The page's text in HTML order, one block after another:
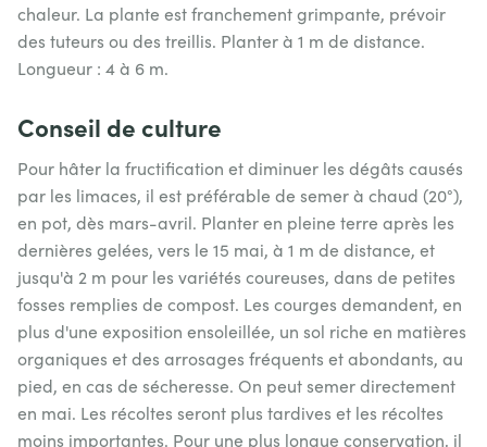
chaleur. La plante est franchement grimpante, prévoir
des tuteurs ou des treillis. Planter à 1 m de distance.
Longueur : 4 à 6 m.
Conseil de culture
Pour hâter la fructification et diminuer les dégâts causés
par les limaces, il est préférable de semer à chaud (20°),
en pot, dès mars-avril. Planter en pleine terre après les
dernières gelées, vers le 15 mai, à 1 m de distance, et
jusqu'à 2 m pour les variétés coureuses, dans de petites
fosses remplies de compost. Les courges demandent, en
plus d'une exposition ensoleillée, un sol riche en matières
organiques et des arrosages fréquents et abondants, au
pied, en cas de sécheresse. On peut semer directement
en mai. Les récoltes seront plus tardives et les récoltes
moins importantes. Pour une plus longue conservation, il